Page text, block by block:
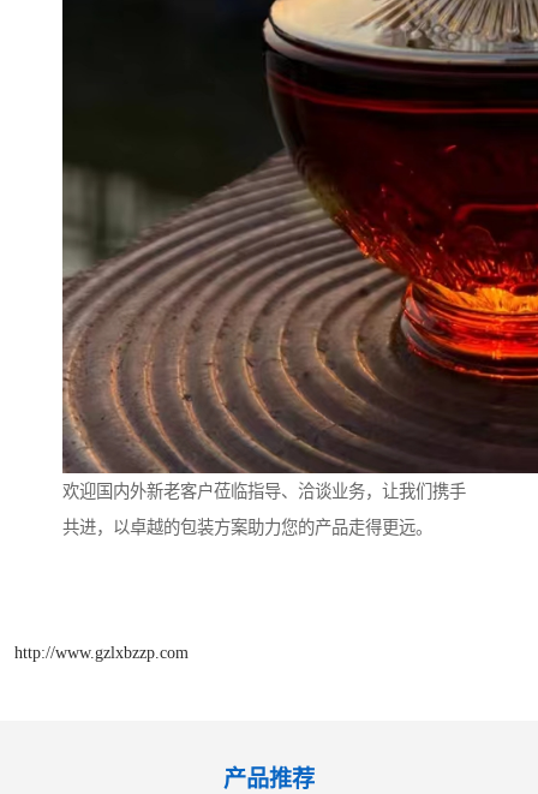
欢迎国内外新老客户莅临指导、洽谈业务，让我们携手
共进，以卓越的包装方案助力您的产品走得更远。
http://www.gzlxbzzp.com
产品推荐